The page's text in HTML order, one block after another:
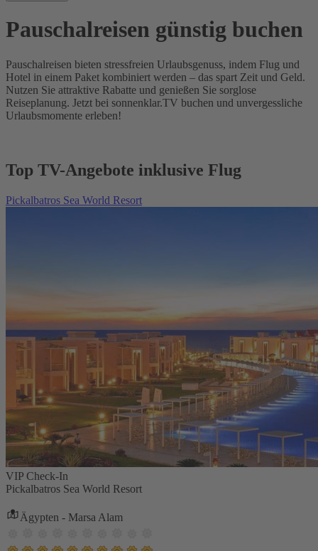
Pauschalreisen günstig buchen
Pauschalreisen bieten stressfreien Urlaubsgenuss, indem Flug und
Hotel in einem Paket kombiniert werden – das spart Zeit und Geld.
Nutzen Sie attraktive Rabatte und genießen Sie sorglose
Reiseplanung. Jetzt bei sonnenklar.TV buchen und unvergessliche
Urlaubsmomente erleben!
Top TV-Angebote inklusive Flug
Pickalbatros Sea World Resort
VIP Check-In
Pickalbatros Sea World Resort
Ägypten - Marsa Alam